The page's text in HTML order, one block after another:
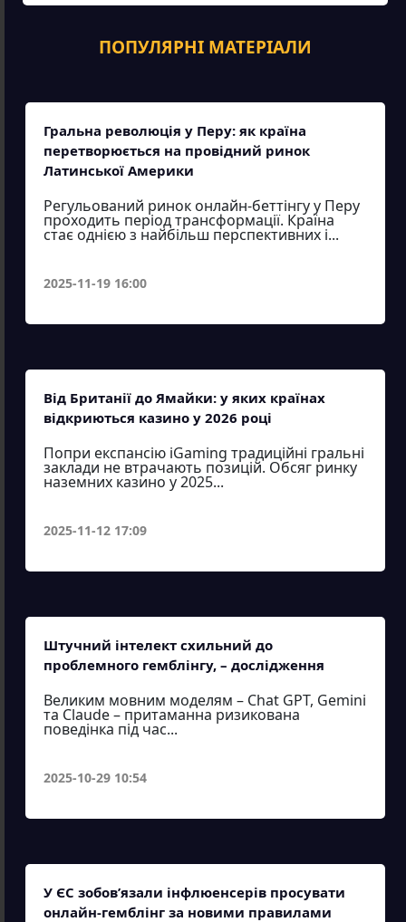
ПОПУЛЯРНІ МАТЕРІАЛИ
Гральна революція у Перу: як країна
перетворюється на провідний ринок
Латинської Америки
Регульований ринок онлайн-беттінгу у Перу
проходить період трансформації. Країна
стає однією з найбільш перспективних і...
2025-11-19 16:00
Від Британії до Ямайки: у яких країнах
відкриються казино у 2026 році
Попри експансію iGaming традиційні гральні
заклади не втрачають позицій. Обсяг ринку
наземних казино у 2025...
2025-11-12 17:09
Штучний інтелект схильний до
проблемного гемблінгу, – дослідження
Великим мовним моделям – Chat GPT, Gemini
та Claude – притаманна ризикована
поведінка під час...
2025-10-29 10:54
У ЄС зобов’язали інфлюенсерів просувати
онлайн-гемблінг за новими правилами